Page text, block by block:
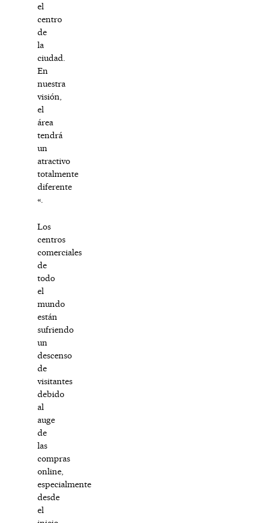
el
centro
de
la
ciudad.
En
nuestra
visión,
el
área
tendrá
un
atractivo
totalmente
diferente
«.
Los
centros
comerciales
de
todo
el
mundo
están
sufriendo
un
descenso
de
visitantes
debido
al
auge
de
las
compras
online,
especialmente
desde
el